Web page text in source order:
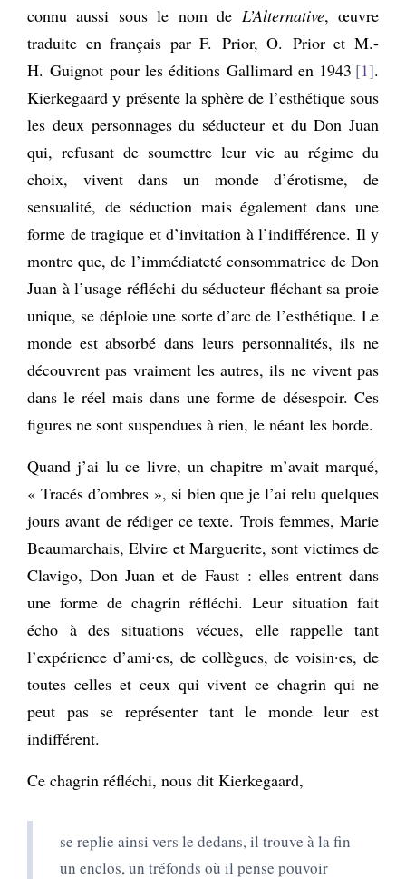
connu aussi sous le nom de L’Alternative, œuvre
traduite en français par F. Prior, O. Prior et M.-
H. Guignot pour les éditions Gallimard en 1943 1 .
Kierkegaard y présente la sphère de l’esthétique sous
les deux personnages du séducteur et du Don Juan
qui, refusant de soumettre leur vie au régime du
choix, vivent dans un monde d’érotisme, de
sensualité, de séduction mais également dans une
forme de tragique et d’invitation à l’indifférence. Il y
montre que, de l’immédiateté consommatrice de Don
Juan à l’usage réfléchi du séducteur fléchant sa proie
unique, se déploie une sorte d’arc de l’esthétique. Le
monde est absorbé dans leurs personnalités, ils ne
découvrent pas vraiment les autres, ils ne vivent pas
dans le réel mais dans une forme de désespoir. Ces
figures ne sont suspendues à rien, le néant les borde.
Quand j’ai lu ce livre, un chapitre m’avait marqué,
« Tracés d’ombres », si bien que je l’ai relu quelques
jours avant de rédiger ce texte. Trois femmes, Marie
Beaumarchais, Elvire et Marguerite, sont victimes de
Clavigo, Don Juan et de Faust : elles entrent dans
une forme de chagrin réfléchi. Leur situation fait
écho à des situations vécues, elle rappelle tant
l’expérience d’ami·es, de collègues, de voisin·es, de
toutes celles et ceux qui vivent ce chagrin qui ne
peut pas se représenter tant le monde leur est
indifférent.
Ce chagrin réfléchi, nous dit Kierkegaard,
se replie ainsi vers le dedans, il trouve à la fin
un enclos, un tréfonds où il pense pouvoir